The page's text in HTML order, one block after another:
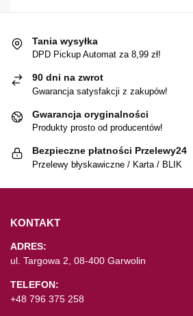
Tania wysyłka
DPD Pickup Automat za 8,99 zł!
90 dni na zwrot
Gwarancja satysfakcji z zakupów!
Gwarancja oryginalności
Produkty prosto od producentów!
Bezpieczne płatności Przelewy24
Przelewy błyskawiczne / Karta / BLIK
KONTAKT
ADRES:
ul. Targowa 2, 08-400 Garwolin
TELEFON:
+48 796 375 258